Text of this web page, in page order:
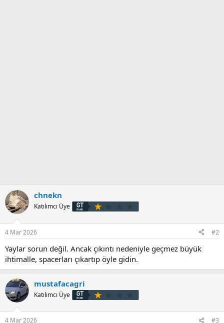
chnekn
Katılımcı Üye
4 Mar 2026 #2
Yaylar sorun değil. Ancak çıkıntı nedeniyle geçmez büyük
ihtimalle, spacerları çıkartıp öyle gidin.
mustafacagri
Katılımcı Üye
4 Mar 2026 #3